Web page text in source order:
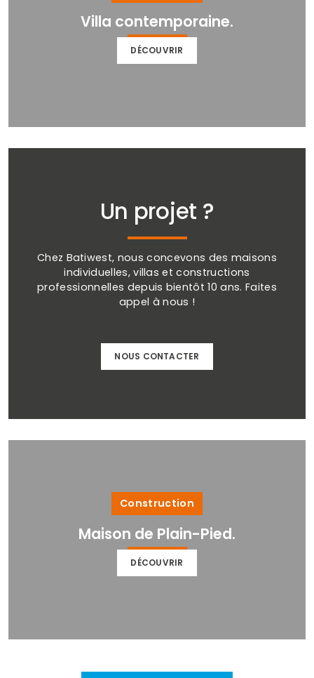
Villa contemporaine.
DÉCOUVRIR
Un projet ?
Chez Batiwest, nous concevons des maisons
individuelles, villas et constructions
professionnelles depuis bientôt 10 ans. Faites
appel à nous !
NOUS CONTACTER
Construction
Maison de Plain-Pied.
DÉCOUVRIR